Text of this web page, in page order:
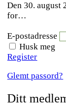
Den 30. august
for…
E-postadresse
Husk meg
Register
Glemt passord?
Ditt